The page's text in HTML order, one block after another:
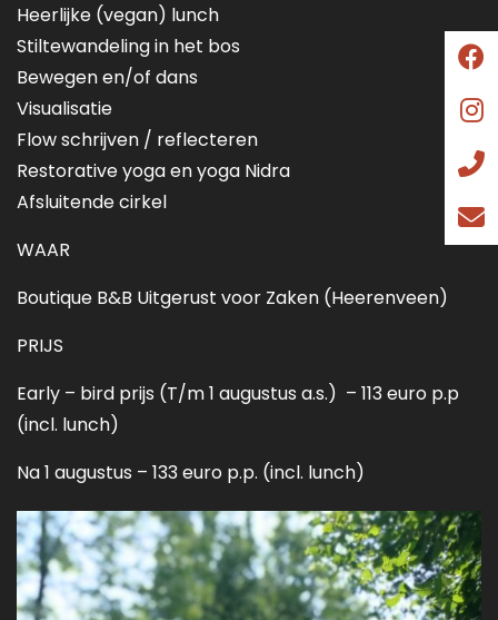
Heerlijke (vegan) lunch
Stiltewandeling in het bos
Bewegen en/of dans
Visualisatie
Flow schrijven / reflecteren
Restorative yoga en yoga Nidra
Afsluitende cirkel
WAAR
Boutique B&B Uitgerust voor Zaken (Heerenveen)
PRIJS
Early – bird prijs (T/m 1 augustus a.s.) – 113 euro p.p
(incl. lunch)
Na 1 augustus – 133 euro p.p. (incl. lunch)